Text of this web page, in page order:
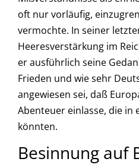
oft nur vorläufig,
vermochte. In seiner
Heeresverstärkung im
er ausführlich seine
Frieden und wie sehr
angewiesen sei, daß
Abenteuer einlasse, die in
könnten.
Besinnung auf